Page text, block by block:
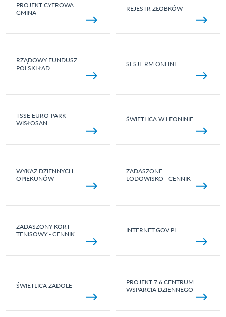
PROJEKT CYFROWA
GMINA
REJESTR ŻŁOBKÓW
RZĄDOWY FUNDUSZ
POLSKI ŁAD
SESJE RM ONLINE
TSSE EURO-PARK
WISŁOSAN
ŚWIETLICA W LEONINIE
WYKAZ DZIENNYCH
OPIEKUNÓW
ZADASZONE
LODOWISKO - CENNIK
ZADASZONY KORT
TENISOWY - CENNIK
INTERNET.GOV.PL
ŚWIETLICA ZADOLE
PROJEKT 7.6 CENTRUM
WSPARCIA DZIENNEGO